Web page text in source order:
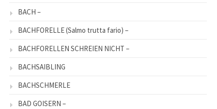
BACH –
BACHFORELLE (Salmo trutta fario) –
BACHFORELLEN SCHREIEN NICHT –
BACHSAIBLING
BACHSCHMERLE
BAD GOISERN –